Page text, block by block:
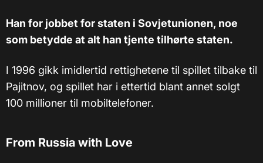
Han for jobbet for staten i Sovjetunionen, noe
som betydde at alt han tjente tilhørte staten.
I 1996 gikk imidlertid rettighetene til spillet tilbake til
Pajitnov, og spillet har i ettertid blant annet solgt
100 millioner til mobiltelefoner.
From Russia with Love